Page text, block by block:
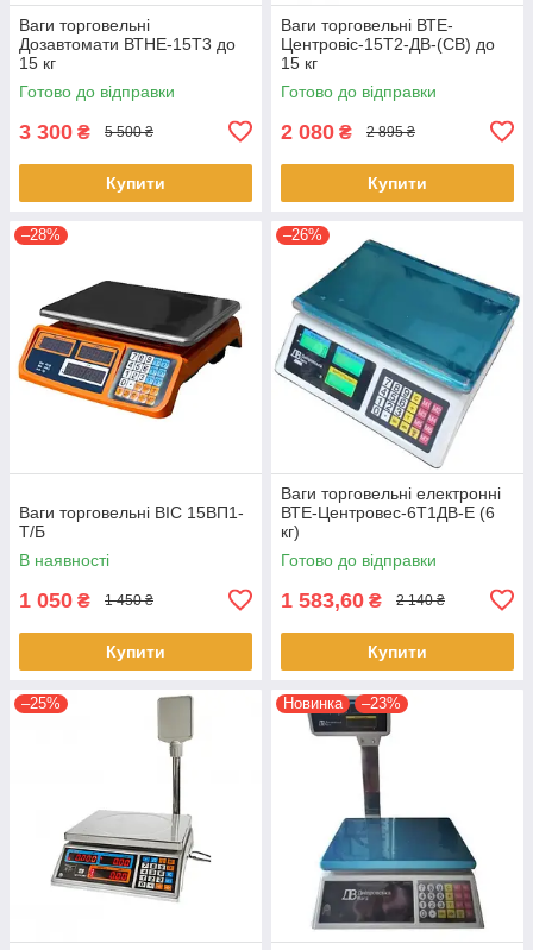
Ваги торговельні
Дозавтомати ВТНЕ-15Т3 до
15 кг
Готово до відправки
3 300 ₴ 5 500 ₴
Купити
Ваги торговельні ВТЕ-
Центровіс-15Т2-ДВ-(СВ) до
15 кг
Готово до відправки
2 080 ₴ 2 895 ₴
Купити
–28%
Ваги торговельні ВІС 15ВП1-
Т/Б
В наявності
1 050 ₴ 1 450 ₴
Купити
–26%
Ваги торговельні електронні
ВТЕ-Центровес-6Т1ДВ-Е (6
кг)
Готово до відправки
1 583,60 ₴ 2 140 ₴
Купити
–25% Новинка –23%